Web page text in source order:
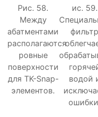
Рис. 58.
Между
абатментами
располагаются
ровные
поверхности
для TK-Snap-
элементов.
ис. 59.
фильтр
водой